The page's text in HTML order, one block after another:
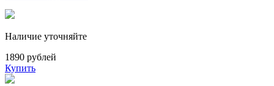
Наличие уточняйте
1890 рублей
Купить